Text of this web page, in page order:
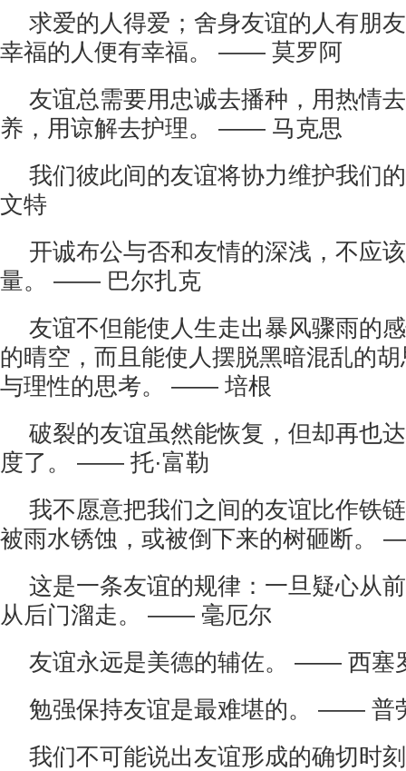
求爱的人得爱；舍身友谊的人有朋
幸福的人便有幸福。 —— 莫罗阿
友谊总需要用忠诚去播种，用热情
养，用谅解去护理。 —— 马克思
我们彼此间的友谊将协力维护我们
文特
开诚布公与否和友情的深浅，不应
量。 —— 巴尔扎克
友谊不但能使人生走出暴风骤雨的
的晴空，而且能使人摆脱黑暗混乱的
与理性的思考。 —— 培根
破裂的友谊虽然能恢复，但却再也
度了。 —— 托·富勒
我不愿意把我们之间的友谊比作铁
被雨水锈蚀，或被倒下来的树砸断。
这是一条友谊的规律：一旦疑心从
从后门溜走。 —— 毫厄尔
友谊永远是美德的辅佐。 —— 西塞
勉强保持友谊是最难堪的。 —— 普
我们不可能说出友谊形成的确切时